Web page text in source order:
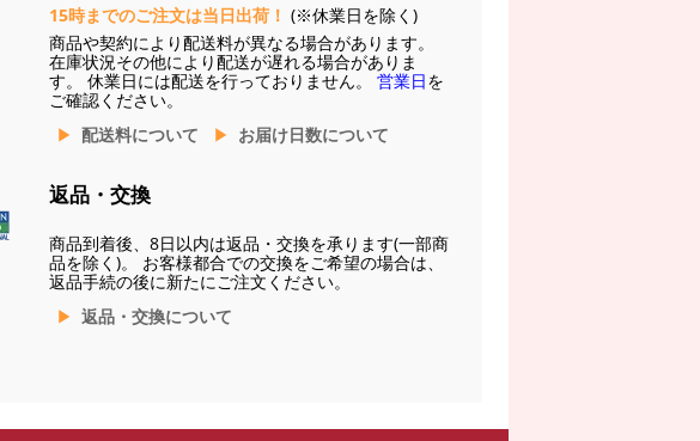
15時までのご注文は当日出荷！ (※休業日を除く)
商品や契約により配送料が異なる場合があります。
在庫状況その他により配送が遅れる場合がありま
す。 休業日には配送を行っておりません。 営業日を
ご確認ください。
配送料について
お届け日数について
返品・交換
商品到着後、8日以内は返品・交換を承ります(一部商
品を除く)。 お客様都合での交換をご希望の場合は、
返品手続の後に新たにご注文ください。
返品・交換について